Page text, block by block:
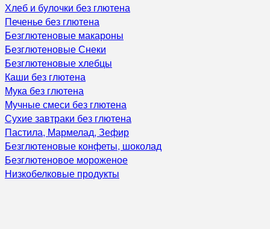
Хлеб и булочки без глютена
Печенье без глютена
Безглютеновые макароны
Безглютеновые Снеки
Безглютеновые хлебцы
Каши без глютена
Мука без глютена
Мучные смеси без глютена
Сухие завтраки без глютена
Пастила, Мармелад, Зефир
Безглютеновые конфеты, шоколад
Безглютеновое мороженое
Низкобелковые продукты